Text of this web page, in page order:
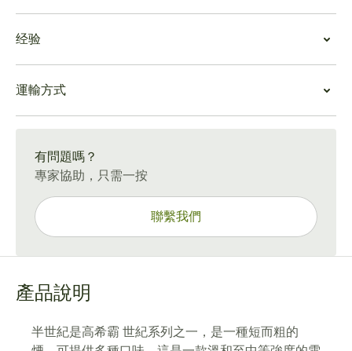
半世紀是一種捲製良好的雪茄，其原本無縫的表面上只有
需要 40 分鐘到一個小時才能燃燒完畢。均勻度很好，雖
然一支雪茄有一些鬆動，而另一支雪茄可能沒有，而且醇
厚的金帽可能有一些綠點。
變得明顯，並帶有桃子的基調。
點燃後，味道從白胡椒到木頭和皮革，還帶有一絲酸味。
對於味道濃鬱的雪茄來說，半世紀的酒度和餘韻只有輕度
至中等。
刻錄和繪製
這種雪茄剛點燃時會冒出大量煙霧，即使沒有風，煙霧也
多時間，這是一個不錯的選擇。燃燒和燃燒線進展順利，
複雜性與平衡
半世紀是高希霸 世紀系列的特別補充，它具有令人耳目一
新的複雜口味，分解成順滑的煙霧，中等強度和溫和的餘
它是價格較高的雪茄之一。這個小鞭炮一開始有很多潘
趣，但足夠醇厚，適合餐後煙霧，睡前不會太多。這些雪
來說。
经验
半世紀是一種速度相對較快且充滿風味的煙。它非常適合
初學者或經驗豐富的吸煙者，以中等強度提供大量風味。
運輸方式
有問題嗎？
專家協助，只需一按
聯繫我們
產品說明
半世紀是高希霸 世紀系列之一，是一種短而粗的